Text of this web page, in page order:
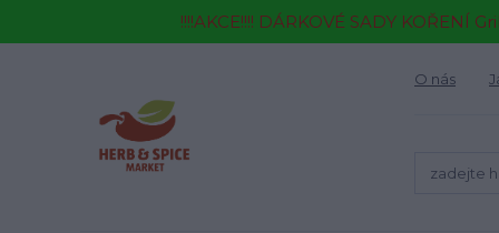
!!!!AKCE!!!! DÁRKOVÉ SADY KOŘENÍ
O nás